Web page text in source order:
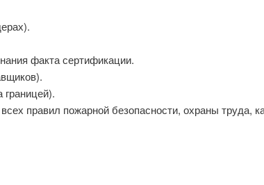
факта сертификации.
правил пожарной безопасности, охраны труда,